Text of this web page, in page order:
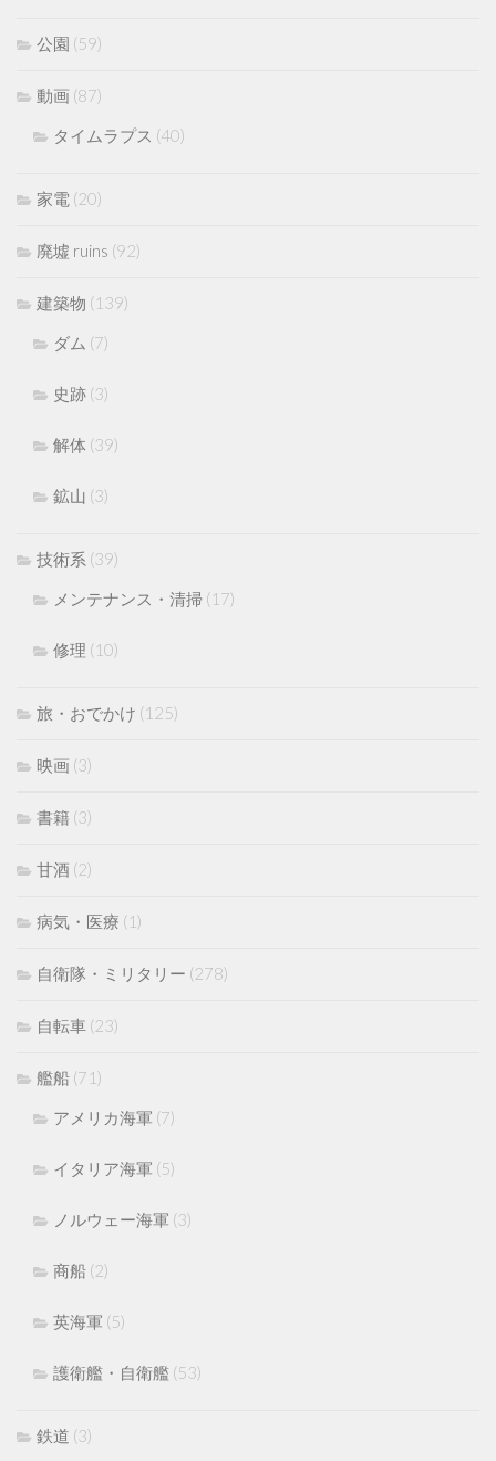
公園 (59)
動画 (87)
タイムラプス (40)
家電 (20)
廃墟 ruins (92)
建築物 (139)
ダム (7)
史跡 (3)
解体 (39)
鉱山 (3)
技術系 (39)
メンテナンス・清掃 (17)
修理 (10)
旅・おでかけ (125)
映画 (3)
書籍 (3)
甘酒 (2)
病気・医療 (1)
自衛隊・ミリタリー (278)
自転車 (23)
艦船 (71)
アメリカ海軍 (7)
イタリア海軍 (5)
ノルウェー海軍 (3)
商船 (2)
英海軍 (5)
護衛艦・自衛艦 (53)
鉄道 (3)